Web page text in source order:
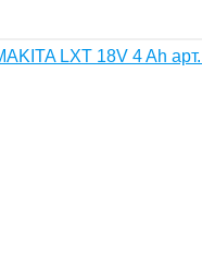
LXT 18V 4 Ah